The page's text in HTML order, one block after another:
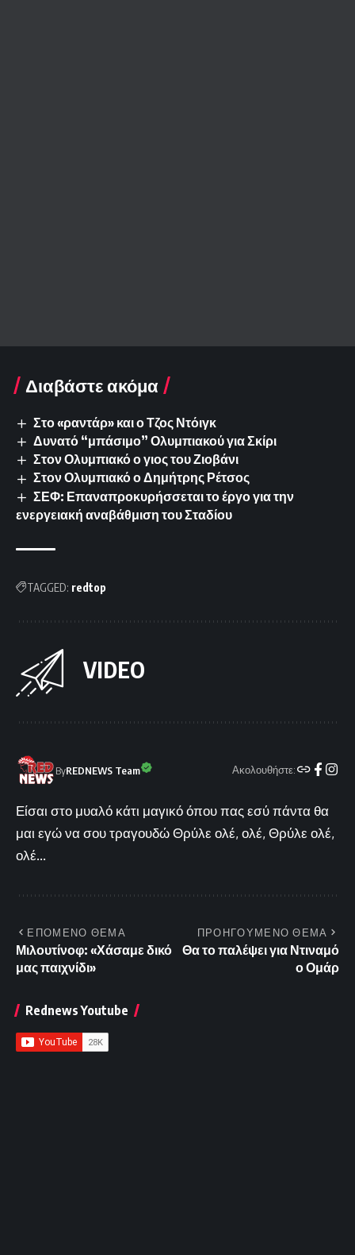
Διαβάστε ακόμα
Στο «ραντάρ» και ο Τζος Ντόιγκ
Δυνατό “μπάσιμο” Ολυμπιακού για Σκίρι
Στον Ολυμπιακό ο γιος του Ζιοβάνι
Στον Ολυμπιακό ο Δημήτρης Ρέτσος
ΣΕΦ: Επαναπροκυρήσσεται το έργο για την
ενεργειακή αναβάθμιση του Σταδίου
TAGGED: redtop
VIDEO
ByREDNEWS Team Ακολουθήστε:
Είσαι στο μυαλό κάτι μαγικό όπου πας εσύ πάντα θα
μαι εγώ να σου τραγουδώ Θρύλε ολέ, ολέ, Θρύλε ολέ,
ολέ...
ΕΠΟΜΕΝΟ ΘΕΜΑ
Μιλουτίνοφ: «Χάσαμε δικό
μας παιχνίδι»
ΠΡΟΗΓΟΥΜΕΝΟ ΘΕΜΑ
Θα το παλέψει για Ντιναμό
ο Ομάρ
Rednews Youtube